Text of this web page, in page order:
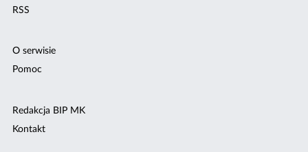
RSS
O serwisie
Pomoc
Redakcja BIP MK
Kontakt